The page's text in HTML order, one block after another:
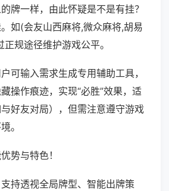
牌一样，由此怀疑是不是有挂？
如(会友山西麻将,微众麻将,胡易
规途径维护游戏公平。
可输入需求生成专用辅助工具，
操作痕迹，实现“必胜”效果，适
好友对局），但需注意遵守游戏
。
势与特色！
持透视全局牌型、智能出牌策